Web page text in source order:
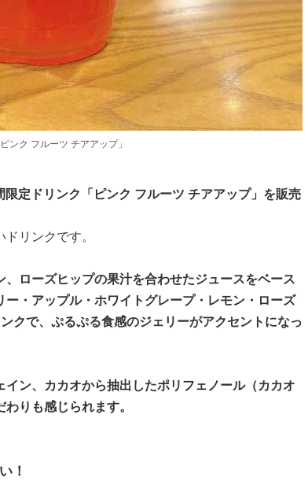
ンク フルーツ チアアップ」
定ドリンク「ピンク フルーツ チアアップ」を販売
リンクです。
ローズヒップの果汁を合わせたジュースをベース
・アップル・ホワイトグレープ・レモン・ローズ
クで、ぷるぷる食感のジェリーがアクセントになっ
ン、カカオから抽出したポリフェノール（カカオ
りも感じられます。
！